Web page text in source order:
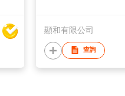
顯和有限公司
查詢